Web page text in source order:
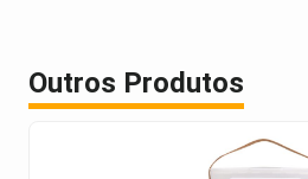
Outros Produtos